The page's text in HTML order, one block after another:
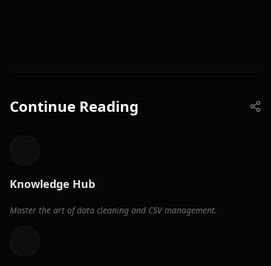
Continue Reading
Knowledge Hub
Master the art of data cleaning and CSV management.